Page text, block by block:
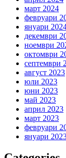
март 2024
февруари
януари
декември
ноември
октомври
септември
август 2023
юли 2023
юни 2023
май 2023
април 2023
март 2023
февруари
януари